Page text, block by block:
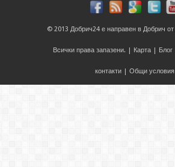
© 2013 Добрич24 е направен в Добрич от
Всички права запазени. | Карта Блог
контакти Общи условия